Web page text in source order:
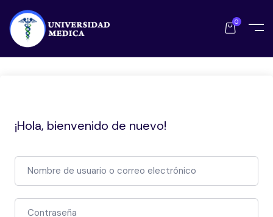
0
¡Hola, bienvenido de nuevo!